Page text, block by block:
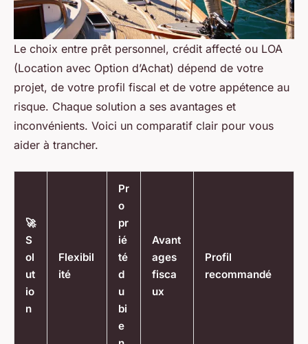
Le choix entre prêt personnel, crédit affecté ou LOA
(Location avec Option d’Achat) dépend de votre
projet, de votre profil fiscal et de votre appétence au
risque. Chaque solution a ses avantages et
inconvénients. Voici un comparatif clair pour vous
aider à trancher.
🚀
S
ol
ut
io
n
Flexibil
ité
Pr
o
pr
ié
té
d
u
bi
e
Avant
ages
fisca
ux
Profil
recommandé